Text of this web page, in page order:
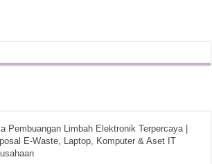
Pembuangan Limbah Elektronik Terpercaya |
E-Waste, Laptop, Komputer & Aset IT